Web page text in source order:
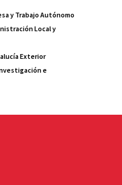
y Trabajo Autónomo
Local y
Exterior
e